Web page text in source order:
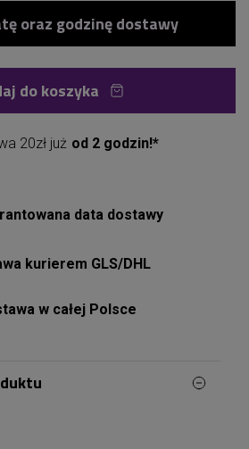
do koszyka
20zł już od 2 godzin!*
data dostawy
kurierem GLS/DHL
w całej Polsce